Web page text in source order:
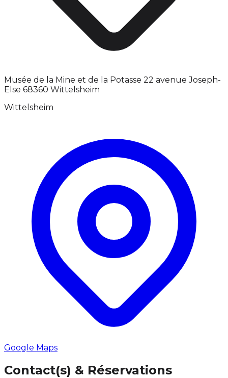
Musée de la Mine et de la Potasse 22 avenue Joseph-
Else 68360 Wittelsheim
Wittelsheim
Google Maps
Contact(s) & Réservations